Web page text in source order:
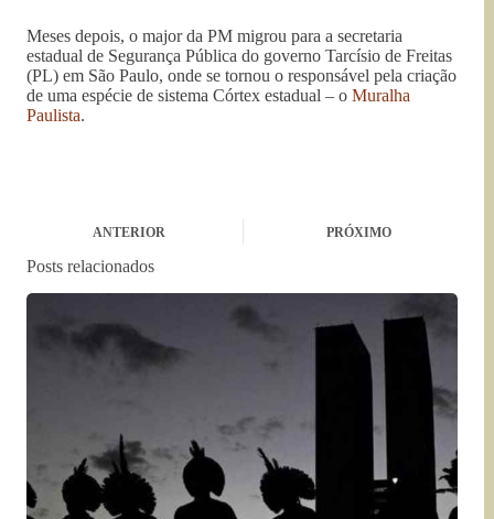
Meses depois, o major da PM migrou para a secretaria
estadual de Segurança Pública do governo Tarcísio de Freitas
(PL) em São Paulo, onde se tornou o responsável pela criação
de uma espécie de sistema Córtex estadual – o Muralha
Paulista.
ANTERIOR PRÓXIMO
Posts relacionados